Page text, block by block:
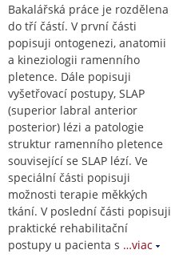
Bakalářská práce je rozdělena
do tří částí. V první části
popisuji ontogenezi, anatomii
a kineziologii ramenního
pletence. Dále popisuji
vyšetřovací postupy, SLAP
(superior labral anterior
posterior) lézi a patologie
struktur ramenního pletence
související se SLAP lézí. Ve
speciální části popisuji
možnosti terapie měkkých
tkání. V poslední části popisuji
praktické rehabilitační
postupy u pacienta s …viac